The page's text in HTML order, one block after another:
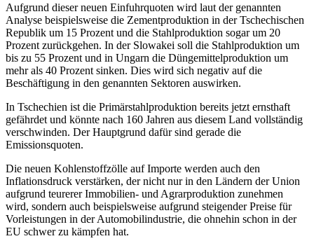
Aufgrund dieser neuen Einfuhrquoten wird laut der genannten
Analyse beispielsweise die Zementproduktion in der Tschechischen
Republik um 15 Prozent und die Stahlproduktion sogar um 20
Prozent zurückgehen. In der Slowakei soll die Stahlproduktion um
bis zu 55 Prozent und in Ungarn die Düngemittelproduktion um
mehr als 40 Prozent sinken. Dies wird sich negativ auf die
Beschäftigung in den genannten Sektoren auswirken.
In Tschechien ist die Primärstahlproduktion bereits jetzt ernsthaft
gefährdet und könnte nach 160 Jahren aus diesem Land vollständig
verschwinden. Der Hauptgrund dafür sind gerade die
Emissionsquoten.
Die neuen Kohlenstoffzölle auf Importe werden auch den
Inflationsdruck verstärken, der nicht nur in den Ländern der Union
aufgrund teurerer Immobilien- und Agrarproduktion zunehmen
wird, sondern auch beispielsweise aufgrund steigender Preise für
Vorleistungen in der Automobilindustrie, die ohnehin schon in der
EU schwer zu kämpfen hat.